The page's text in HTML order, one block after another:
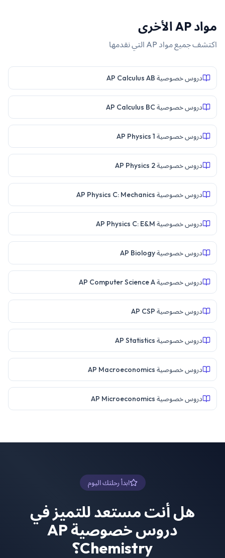
مواد AP الأخرى
اكتشف جميع مواد AP التي نقدمها
دروس خصوصية AP Calculus AB
دروس خصوصية AP Calculus BC
دروس خصوصية AP Physics 1
دروس خصوصية AP Physics 2
دروس خصوصية AP Physics C: Mechanics
دروس خصوصية AP Physics C: E&M
دروس خصوصية AP Biology
دروس خصوصية AP Computer Science A
دروس خصوصية AP CSP
دروس خصوصية AP Statistics
دروس خصوصية AP Macroeconomics
دروس خصوصية AP Microeconomics
ابدأ رحلتك اليوم
هل أنت مستعد للتميز في
دروس خصوصية AP
Chemistry؟